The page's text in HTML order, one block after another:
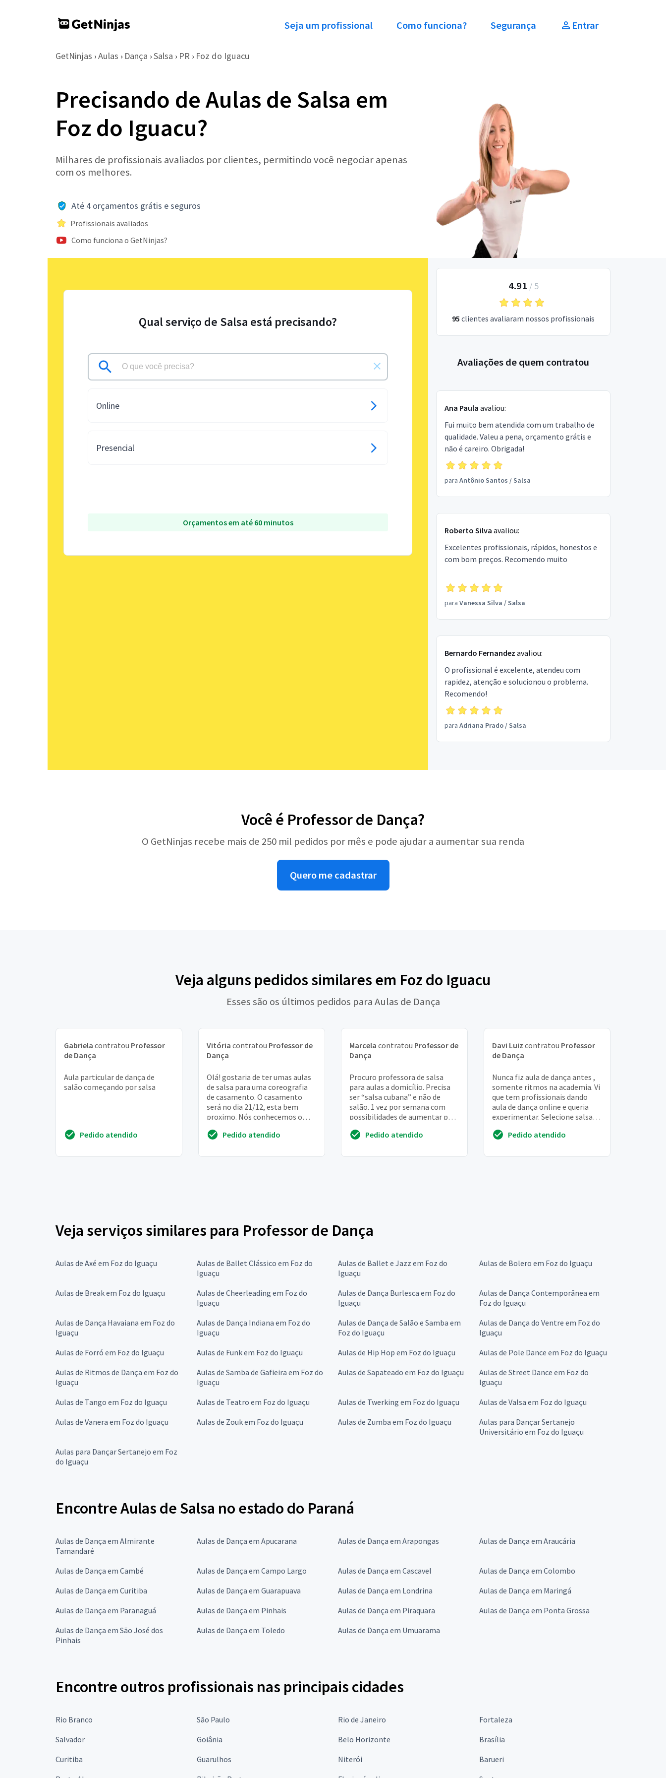
Seja um profissional Como funciona? Segurança Entrar
GetNinjas › Aulas › Dança › Salsa › PR › Foz do Iguacu
Precisando de Aulas de Salsa em
Foz do Iguacu?
Milhares de profissionais avaliados por clientes, permitindo você negociar apenas
com os melhores.
Até 4 orçamentos grátis e seguros
Profissionais avaliados
Como funciona o GetNinjas?
Qual serviço de Salsa está precisando?
Online
Presencial
Orçamentos em até 60 minutos
4.91 / 5
95 clientes avaliaram nossos profissionais
Avaliações de quem contratou
Ana Paula avaliou:
Fui muito bem atendida com um trabalho de
qualidade. Valeu a pena, orçamento grátis e
não é careiro. Obrigada!
para Antônio Santos /Salsa
Roberto Silva avaliou:
Excelentes profissionais, rápidos, honestos e
com bom preços. Recomendo muito
para Vanessa Silva /Salsa
Bernardo Fernandez avaliou:
O profissional é excelente, atendeu com
rapidez, atenção e solucionou o problema.
Recomendo!
para Adriana Prado/Salsa
Você é Professor de Dança?
O GetNinjas recebe mais de 250 mil pedidos por mês e pode ajudar a aumentar sua renda
Quero me cadastrar
Veja alguns pedidos similares em Foz do Iguacu
Esses são os últimos pedidos para Aulas de Dança
Gabriela contratou Professor
de Dança
Aula particular de dança de
salão começando por salsa
Pedido atendido
Vitória contratou Professor de
Dança
Olá! gostaria de ter umas aulas
de salsa para uma coreografia
de casamento. O casamento
será no dia 21/12, esta bem
proximo. Nós conhecemos o
dançamos só de brincadei...
Pedido atendido
Marcela contratou Professor de
Dança
Procuro professora de salsa
para aulas a domicílio. Precisa
ser “salsa cubana” e não de
salão. 1 vez por semana com
possibilidades de aumentar para
Pedido atendido
Davi Luiz contratou Professor
de Dança
Nunca fiz aula de dança antes ,
somente ritmos na academia. Vi
que tem profissionais dando
aula de dança online e queria
experimentar. Selecione salsa,
em ritmo...
Pedido atendido
Veja serviços similares para Professor de Dança
Aulas de Axé em Foz do Iguaçu
Aulas de Ballet Clássico em Foz do
Iguaçu
Aulas de Ballet e Jazz em Foz do
Iguaçu
Aulas de Bolero em Foz do Iguaçu
Aulas de Break em Foz do Iguaçu
Aulas de Cheerleading em Foz do
Iguaçu
Aulas de Dança Burlesca em Foz do
Iguaçu
Aulas de Dança Contemporânea em
Foz do Iguaçu
Aulas de Dança Havaiana em Foz do
Iguaçu
Aulas de Dança Indiana em Foz do
Iguaçu
Aulas de Dança de Salão e Samba em
Foz do Iguaçu
Aulas de Dança do Ventre em Foz do
Iguaçu
Aulas de Forró em Foz do Iguaçu
Aulas de Funk em Foz do Iguaçu Aulas de Hip Hop em Foz do Iguaçu
Aulas de Pole Dance em Foz do Iguaçu
Aulas de Ritmos de Dança em Foz do
Iguaçu
Aulas de Samba de Gafieira em Foz do
Iguaçu
Aulas de Sapateado em Foz do Iguaçu
Aulas de Street Dance em Foz do
Iguaçu
Aulas de Tango em Foz do Iguaçu
Aulas de Teatro em Foz do Iguaçu Aulas de Twerking em Foz do Iguaçu
Aulas de Valsa em Foz do Iguaçu
Aulas de Vanera em Foz do Iguaçu
Aulas de Zouk em Foz do Iguaçu Aulas de Zumba em Foz do Iguaçu
Aulas para Dançar Sertanejo
Universitário em Foz do Iguaçu
Aulas para Dançar Sertanejo em Foz
do Iguaçu
Encontre Aulas de Salsa no estado do Paraná
Aulas de Dança em Almirante
Tamandaré
Aulas de Dança em Apucarana Aulas de Dança em Arapongas Aulas de Dança em Araucária
Aulas de Dança em Cambé Aulas de Dança em Campo Largo Aulas de Dança em Cascavel
Aulas de Dança em Colombo
Aulas de Dança em Curitiba
Aulas de Dança em Guarapuava Aulas de Dança em Londrina
Aulas de Dança em Maringá
Aulas de Dança em Paranaguá
Aulas de Dança em Pinhais Aulas de Dança em Piraquara
Aulas de Dança em Ponta Grossa
Aulas de Dança em São José dos
Pinhais
Aulas de Dança em Toledo Aulas de Dança em Umuarama
Encontre outros profissionais nas principais cidades
Rio Branco São Paulo Rio de Janeiro
Fortaleza
Salvador
Goiânia Belo Horizonte
Brasília
Curitiba
Guarulhos Niterói
Barueri